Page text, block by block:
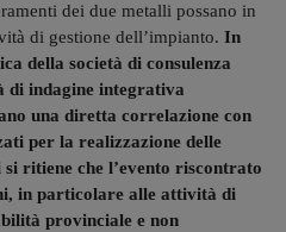
dei due metalli possano in
di gestione dell’impianto. In
della società di consulenza
di indagine integrativa
una diretta correlazione con
per la realizzazione delle
ritiene che l’evento riscontrato
in particolare alle attività di
provinciale e non